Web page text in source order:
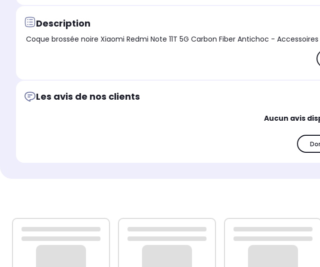
Description
Coque brossée noire Xiaomi Redmi Note 11T
Les avis de nos clients
Aucun avis